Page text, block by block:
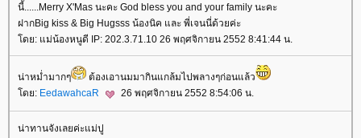
นี้......Merry X'Mas นะคะ God bless you and your family นะคะ
ฝากBig kiss & Big Hugsss น้องนิค และ พี่เจนนี่ด้วยค่ะ
ดย: แม่น้องหนูดี IP: 202.3.71.10 26 พฤศจิกายน 2552 8:41:44 น.
น่าหม่ำมากๆ
ต้องเอานมมากินแกล้มไปพลางๆก่อนแล้ว
ดย: EedawahcaR 26 พฤศจิกายน 2552 8:54:06 น.
น่าทานจังเลยค่ะแม่ปู